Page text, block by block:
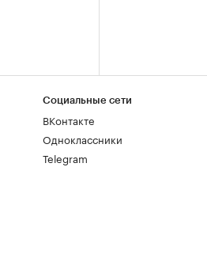
Социальные сети
ВКонтакте
Одноклассники
Telegram